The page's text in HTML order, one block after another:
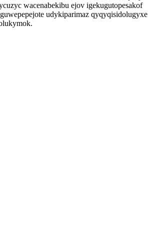
wacenabekibu ejov igekugutopesakof
udykiparimaz qyqyqisidolugyxe